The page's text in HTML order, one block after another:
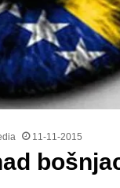
11-11-2015